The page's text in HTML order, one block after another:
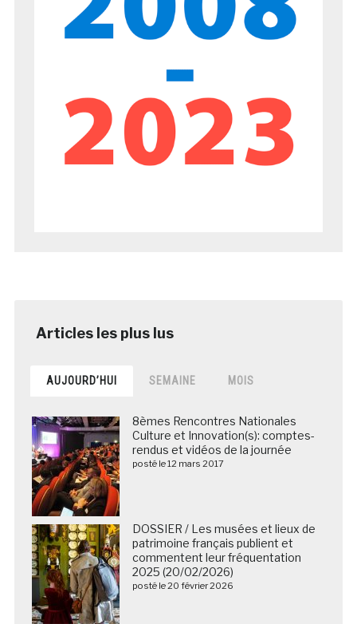
AUJOURD’HUI SEMAINE MOIS
8èmes Rencontres Nationales
Culture et Innovation(s): comptes-
rendus et vidéos de la journée
posté le 12 mars 2017
DOSSIER / Les musées et lieux de
patrimoine français publient et
commentent leur fréquentation
2025 (20/02/2026)
posté le 20 février 2026